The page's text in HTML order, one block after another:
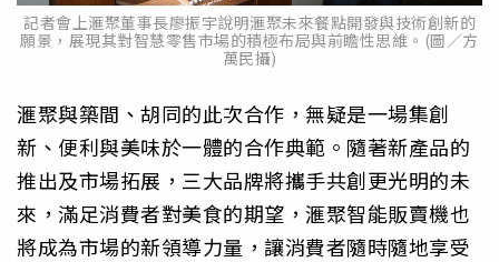
記者會上滙聚董事長廖振宇說明滙聚未來餐點開發與技術創新的
願景，展現其對智慧零售市場的積極布局與前瞻性思維。(圖／方
萬民攝)
滙聚與築間、胡同的此次合作，無疑是一場集創
新、便利與美味於一體的合作典範。隨著新產品的
推出及市場拓展，三大品牌將攜手共創更光明的未
來，滿足消費者對美食的期望，滙聚智能販賣機也
將成為市場的新領導力量，讓消費者隨時隨地享受